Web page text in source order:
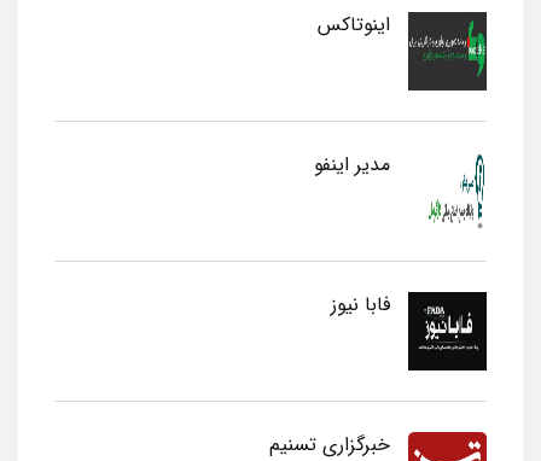
اینوتاکس
مدیر اینفو
فابا نیوز
خبرگزاری تسنیم